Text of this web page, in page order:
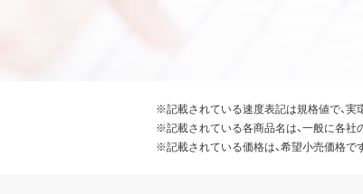
※記載されている速度表記は規格値で、実
※記載されている各商品名は、一般に各社
※記載されている価格は、希望小売価格で